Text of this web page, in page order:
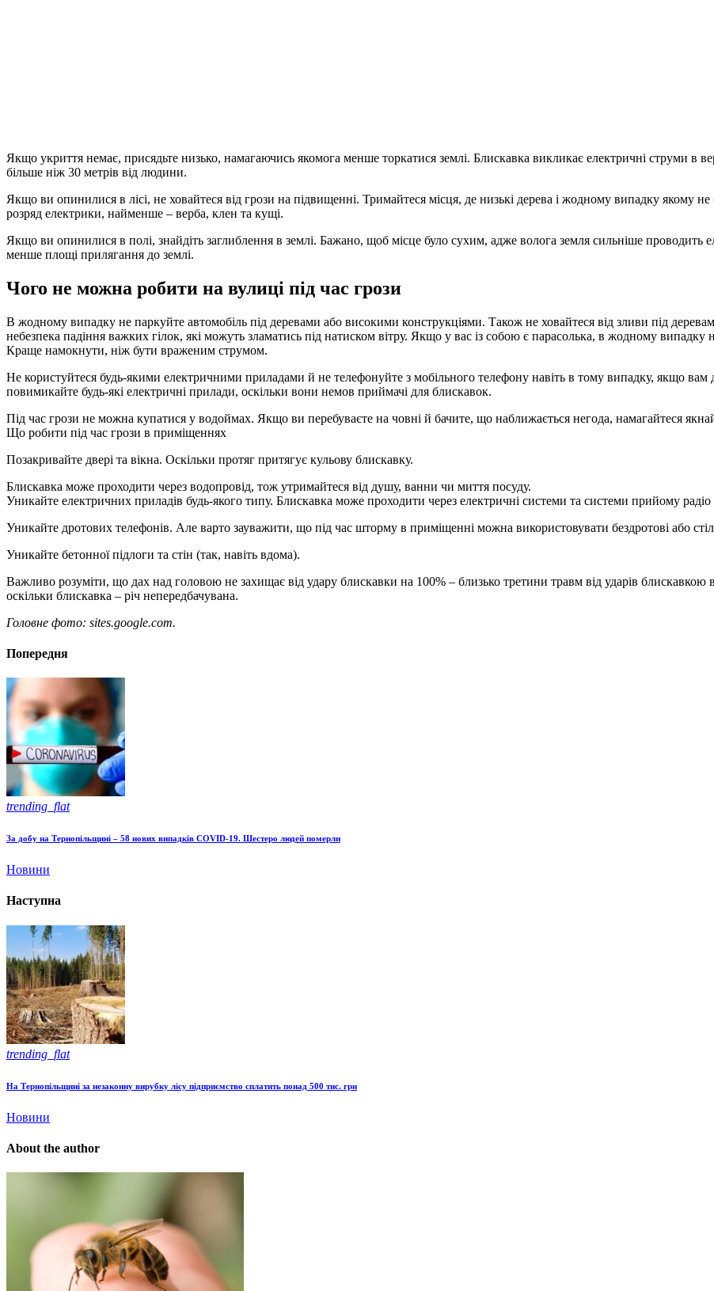
Якщо укриття немає, присядьте низько, намагаючись якомога менше торкатися землі. Блискавка викликає електричні струми в
більше ніж 30 метрів від людини.
Якщо ви опинилися в лісі, не ховайтеся від грози на підвищенні. Тримайтеся місця, де низькі дерева і жодному випадку якому
розряд електрики, найменше – верба, клен та кущі.
Якщо ви опинилися в полі, знайдіть заглиблення в землі. Бажано, щоб місце було сухим, адже волога земля сильніше проводить
менше площі прилягання до землі.
Чого не можна робити на вулиці під час грози
В жодному випадку не паркуйте автомобіль під деревами або високими конструкціями. Також не ховайтеся від зливи під
небезпека падіння важких гілок, які можуть зламатись під натиском вітру. Якщо у вас із собою є парасолька, в жодному випадку
Краще намокнути, ніж бути враженим струмом.
Не користуйтеся будь-якими електричними приладами й не телефонуйте з мобільного телефону навіть в тому випадку, якщо
повимикайте будь-які електричні прилади, оскільки вони немов приймачі для блискавок.
Під час грози не можна купатися у водоймах. Якщо ви перебуваєте на човні й бачите, що наближається негода, намагайтеся
Що робити під час грози в приміщеннях
Позакривайте двері та вікна. Оскільки протяг притягує кульову блискавку.
Блискавка може проходити через водопровід, тож утримайтеся від душу, ванни чи миття посуду.
Уникайте електричних приладів будь-якого типу. Блискавка може проходити через електричні системи та системи прийому радіо
Уникайте дротових телефонів. Але варто зауважити, що під час шторму в приміщенні можна використовувати бездротові або
Уникайте бетонної підлоги та стін (так, навіть вдома).
Важливо розуміти, що дах над головою не захищає від удару блискавки на 100% – близько третини травм від ударів блискавкою
оскільки блискавка – річ непередбачувана.
Головне фото: sites.google.com.
Попередня
trending_flat
За добу на Тернопільщині – 58 нових випадків COVID-19. Шестеро людей померли
Новини
Наступна
trending_flat
На Тернопільщині за незаконну вирубку лісу підприємство сплатить понад 500 тис. грн
Новини
About the author